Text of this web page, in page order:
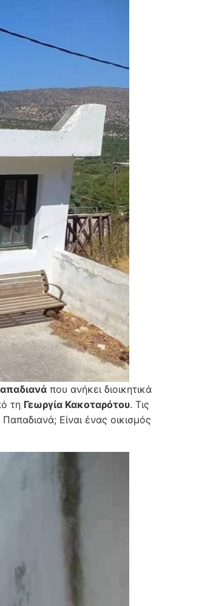
που ανήκει διοικητικά
τη Γεωργία Κακοταρότου. Τις
Παπαδιανά; Είναι ένας οικισμός